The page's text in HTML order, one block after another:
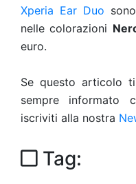
Xperia Ear Duo
nelle colorazioni
euro.
Se questo articolo
sempre
iscriviti alla nostra
Tag: